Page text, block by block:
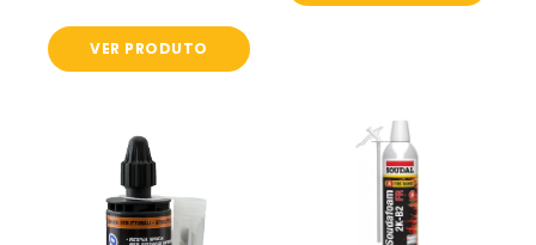
VER PRODUTO
VE
SF
-
Mapei
Soudafoam
2K
FR
B2
-